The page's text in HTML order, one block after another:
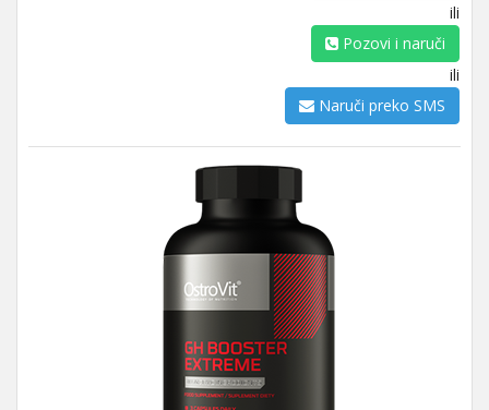
ili
Pozovi i naruči
ili
Naruči preko SMS